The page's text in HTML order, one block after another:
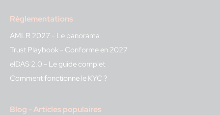
Règlementations
AMLR 2027 - Le panorama
Trust Playbook - Conforme en 2027
eIDAS 2.0 - Le guide complet
Comment fonctionne le KYC ?
Blog - Articles populaires